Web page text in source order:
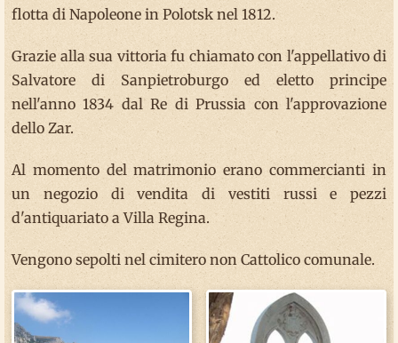
flotta di Napoleone in Polotsk nel 1812.
Grazie alla sua vittoria fu chiamato con l'appellativo di
Salvatore di Sanpietroburgo ed eletto principe
nell'anno 1834 dal Re di Prussia con l'approvazione
dello Zar.
Al momento del matrimonio erano commercianti in
un negozio di vendita di vestiti russi e pezzi
d'antiquariato a Villa Regina.
Vengono sepolti nel cimitero non Cattolico comunale.